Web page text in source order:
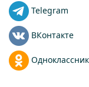
Telegram
ВКонтакте